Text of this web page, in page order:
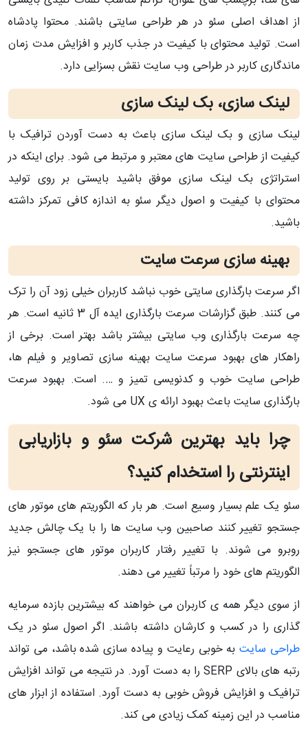
از اهداف اصلی سئو در هر طراحی سایتی باشند. محتوا پادشاه
است. تولید محتوای با کیفیت در جذب کاربر و افزایش مدت زمان
ماندگاری کاربر در طراحی وب سایت نقش بسزایی دارد.
لینک سازی، بک لینک سازی
لینک سازی و بک لینک سازی باعث به دست آوردن ترافیک با
کیفیت از طراحی سایت های معتبر و مرتبط می شود. برای اینکه در
استراتژی بک لینک سازی موفق باشید بایستی بر روی تولید
محتوای با کیفیت و اصول دیگر سئو به اندازه کافی تمرکز داشته
باشید.
بهینه سازی سرعت سایت
اگر سرعت بارگذاری سایتی خوب نباشد کاربران خیلی زود آن را ترک
می کنند. طبق گزارشات سرعت بارگذاری ایده آل 3 ثانیه است. هر
چه سرعت بارگذاری وب سایتی بیشتر باشد بهتر است. برخی از
راهکار های بهبود سرعت سایت بهینه سازی تصاویر و فیلم ها،
طراحی سایت خوب و کدنویسی تمیز و …. است. بهبود سرعت
بارگذاری سایت باعث بهبود ارائه ی UX می شود.
چرا باید بهترین شرکت سئو و بازاریابی
اینترنتی را استخدام کنید؟
سئو یک علم بسیار وسیع است. هر بار که الگوریتم های موتور های
جستجو تغییر کنند صاحبین وب سایت ها را با یک چالش جدید
روبرو می شوند. با تغییر رفتار کاربران موتور های جستجو نیز
الگوریتم های خود را مرتباً تغییر می دهند.
از سوی دیگر همه ی کاربران می خواهند که بیشترین بازده سرمایه
گذاری را در کسب و کارشان داشته باشند. اگر اصول سئو در یک
طراحی سایتبه خوبی رعایت و پیاده سازی شده باشد، می تواند
رتبه های بالای SERP را به دست آورد. در نتیجه می تواند افزایش
ترافیک و افزایش فروش خوبی به دست آورد. استفاده از ابزار های
مناسب در این زمینه کمک زیادی می کند.